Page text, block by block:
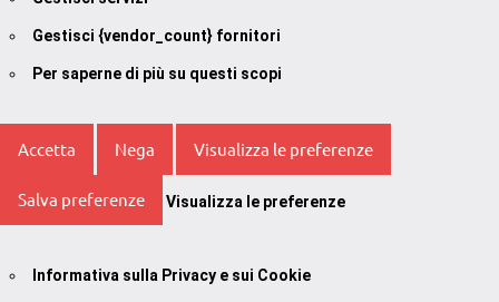
Gestisci {vendor_count} fornitori
Per saperne di più su questi scopi
Accetta Nega Visualizza le preferenze
Salva preferenze Visualizza le preferenze
Informativa sulla Privacy e sui Cookie